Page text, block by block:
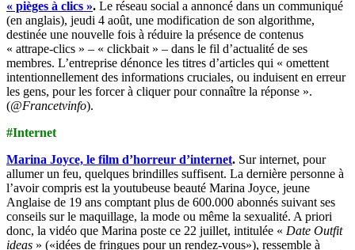
« pièges à clics ». Le réseau social a annoncé dans un communiqué
(en anglais), jeudi 4 août, une modification de son algorithme,
destinée une nouvelle fois à réduire la présence de contenus
« attrape-clics » – « clickbait » – dans le fil d’actualité de ses
membres. L’entreprise dénonce les titres d’articles qui « omettent
intentionnellement des informations cruciales, ou induisent en erreur
les gens, pour les forcer à cliquer pour connaître la réponse ».
(@Francetvinfo).
#Internet
Marina Joyce, le film d’horreur d’internet. Sur internet, pour
allumer un feu, quelques brindilles suffisent. La dernière personne à
l’avoir compris est la youtubeuse beauté Marina Joyce, jeune
Anglaise de 19 ans comptant plus de 600.000 abonnés suivant ses
conseils sur le maquillage, la mode ou même la sexualité. A priori
donc, la vidéo que Marina poste ce 22 juillet, intitulée « Date Outfit
ideas » («idées de fringues pour un rendez-vous»), ressemble à